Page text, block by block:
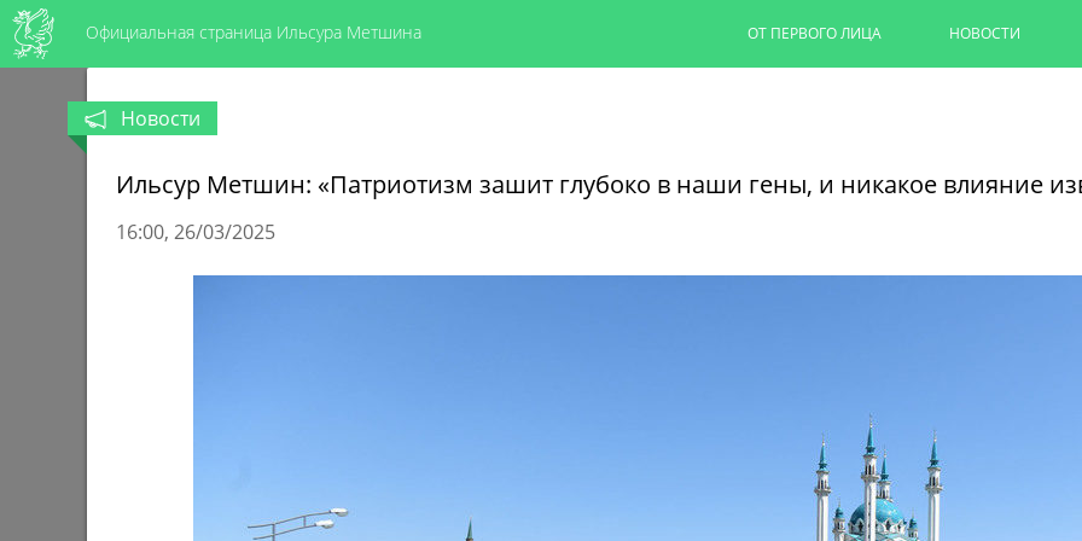
Официальная страница Ильсура Метшина ОТ ПЕРВОГО ЛИЦА НОВОСТИ
Капремонт казанских
Ильсур Метшин провел выездное
Новости
Ильсур Метшин: «Патриотизм зашит глубоко в наши гены, и никакое влияние
16:00 26/03/2025